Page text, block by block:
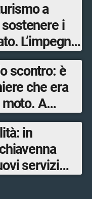
a
i
e offrire
scontro: è
che era
A
fuori
in
servizi